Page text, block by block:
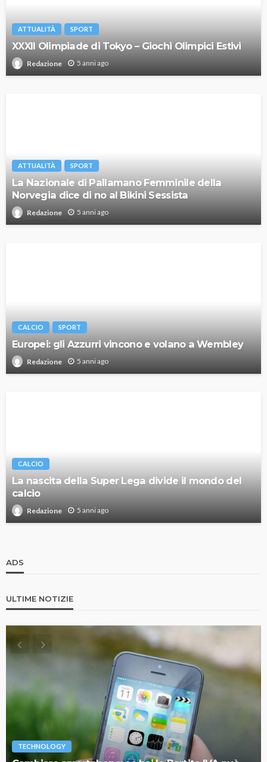
ATTUALITÀ SPORT
XXXII Olimpiade di Tokyo – Giochi Olimpici Estivi
Redazione 5 anni ago
ATTUALITÀ SPORT
La Nazionale di Pallamano Femminile della
Norvegia dice di no al Bikini Sessista
Redazione 5 anni ago
CALCIO SPORT
Europei: gli Azzurri vincono e volano a Wembley
Redazione 5 anni ago
CALCIO
La nascita della Super Lega divide il mondo del
calcio
Redazione 5 anni ago
ADS
ULTIME NOTIZIE
TECHNOLOGY